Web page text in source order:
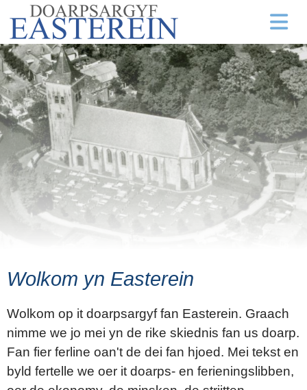
Wolkom yn Easterein
Wolkom op it doarpsargyf fan Easterein. Graach
nimme we jo mei yn de rike skiednis fan us doarp.
Fan fier ferline oan't de dei fan hjoed. Mei tekst en
byld fertelle we oer it doarps- en ferieningslibben,